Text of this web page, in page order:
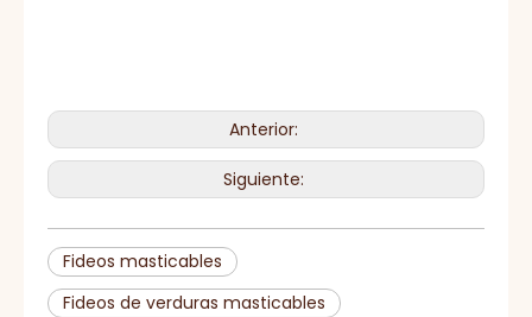
Anterior:
Siguiente:
Fideos masticables
Fideos de verduras masticables